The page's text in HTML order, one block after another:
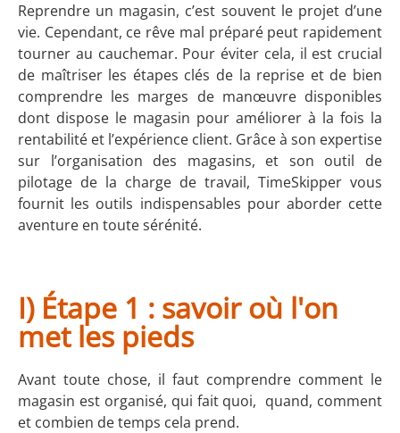
Reprendre un magasin, c’est souvent le projet d’une
vie. Cependant, ce rêve mal préparé peut rapidement
tourner au cauchemar. Pour éviter cela, il est crucial
de maîtriser les étapes clés de la reprise et de bien
comprendre les marges de manœuvre disponibles
dont dispose le magasin pour améliorer à la fois la
rentabilité et l’expérience client. Grâce à son expertise
sur l’organisation des magasins, et son outil de
pilotage de la charge de travail, TimeSkipper vous
fournit les outils indispensables pour aborder cette
aventure en toute sérénité.
I) Étape 1 : savoir où l'on
met les pieds
Avant toute chose, il faut comprendre comment le
magasin est organisé, qui fait quoi, quand, comment
et combien de temps cela prend.